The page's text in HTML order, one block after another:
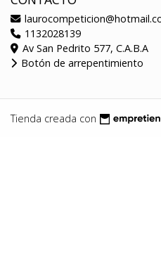
1132028139
Av San Pedrito 577, C.A.B.A
Botón de arrepentimiento
Tienda creada con